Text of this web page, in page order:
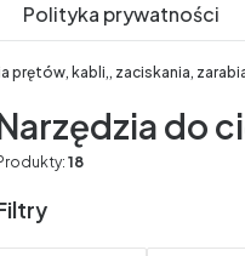
Polityka prywatności
prętów, kabli,, zaciskania,
do
18